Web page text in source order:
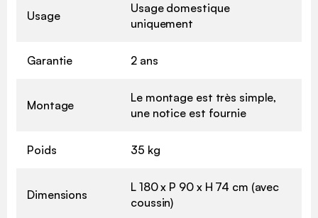
Usage
Usage domestique
uniquement
Garantie 2 ans
Montage
Le montage est très simple,
une notice est fournie
Poids 35 kg
Dimensions
L 180 x P 90 x H 74 cm (avec
coussin)